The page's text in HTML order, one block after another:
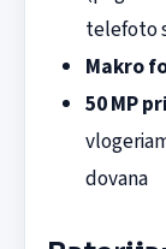
telefoto
Makro
50 MP
dovana